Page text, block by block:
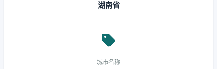
湖南省
城市名称